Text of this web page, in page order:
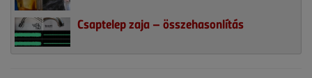
Csaptelep zaja – összehasonlítás